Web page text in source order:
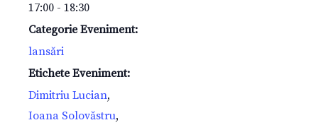
17:00 - 18:30
Categorie Eveniment:
lansări
Etichete Eveniment:
Dimitriu Lucian,
Ioana Solovăstru,